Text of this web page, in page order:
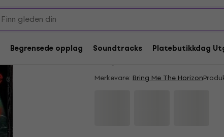
Begrensede opplag Soundtracks Platebutikkdag
Avtale
Bring Me The Horizon -
Merkevare: Bring Me The Horizon